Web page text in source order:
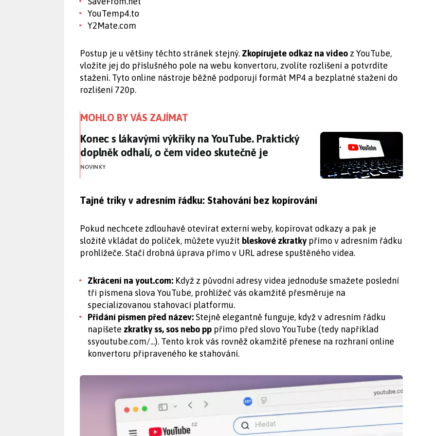
YouTemp4.to
Y2Mate.com
Postup je u většiny těchto stránek stejný.Zkopírujete odkaz na video z YouTube,
vložíte jej do příslušného pole na webu konvertoru, zvolíte rozlišení a potvrdíte
stažení. Tyto online nástroje běžně podporují formát MP4 a bezplatné stažení do
rozlišení 720p.
MOHLO BY VÁS ZAJÍMAT
Konec s lákavými výkřiky na YouTube. Praktický doplněk odhalí, o čem
Konec s lákavými výkřiky na YouTube. Praktický
doplněk odhalí, o čem video skutečně je
NOVINKY
Tajné triky v adresním řádku: Stahování bez kopírování
Pokud nechcete zdlouhavě otevírat externí weby, kopírovat odkazy a pak je
složitě vkládat do políček, můžete využít bleskové zkratky přímo v adresním řádku
prohlížeče. Stačí drobná úprava přímo v URL adrese spuštěného videa.
Zkrácení na yout.com: Když z původní adresy videa jednoduše smažete poslední
tři písmena slova YouTube, prohlížeč vás okamžitě přesměruje na
specializovanou stahovací platformu.
Přidání písmen před název: Stejně elegantně funguje, když v adresním řádku
napíšete zkratky ss, sos nebo pp přímo před slovo YouTube (tedy například
ssyoutube.com/...). Tento krok vás rovněž okamžitě přenese na rozhraní online
konvertoru připraveného ke stahování.